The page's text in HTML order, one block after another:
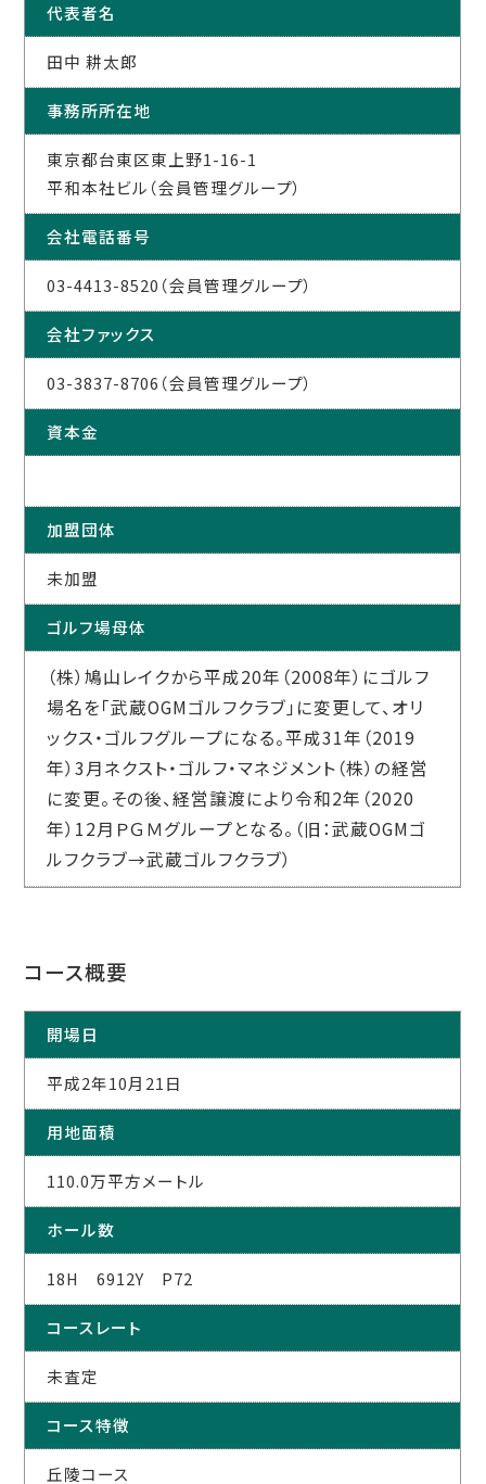
代表者名
田中 耕太郎
事務所所在地
東京都台東区東上野1-16-1
平和本社ビル（会員管理グループ）
会社電話番号
03-4413-8520（会員管理グループ）
会社ファックス
03-3837-8706（会員管理グループ）
資本金
加盟団体
未加盟
ゴルフ場母体
（株）鳩山レイクから平成20年（2008年）にゴルフ
場名を「武蔵OGMゴルフクラブ」に変更して、オリ
ックス・ゴルフグループになる。平成31年（2019
年）3月ネクスト・ゴルフ・マネジメント（株）の経営
に変更。その後、経営譲渡により令和2年（2020
年）12月ＰＧＭグループとなる。（旧：武蔵OGMゴ
ルフクラブ→武蔵ゴルフクラブ）
コース概要
開場日
平成2年10月21日
用地面積
110.0万平方メートル
ホール数
18H 6912Y P72
コースレート
未査定
コース特徴
丘陵コース